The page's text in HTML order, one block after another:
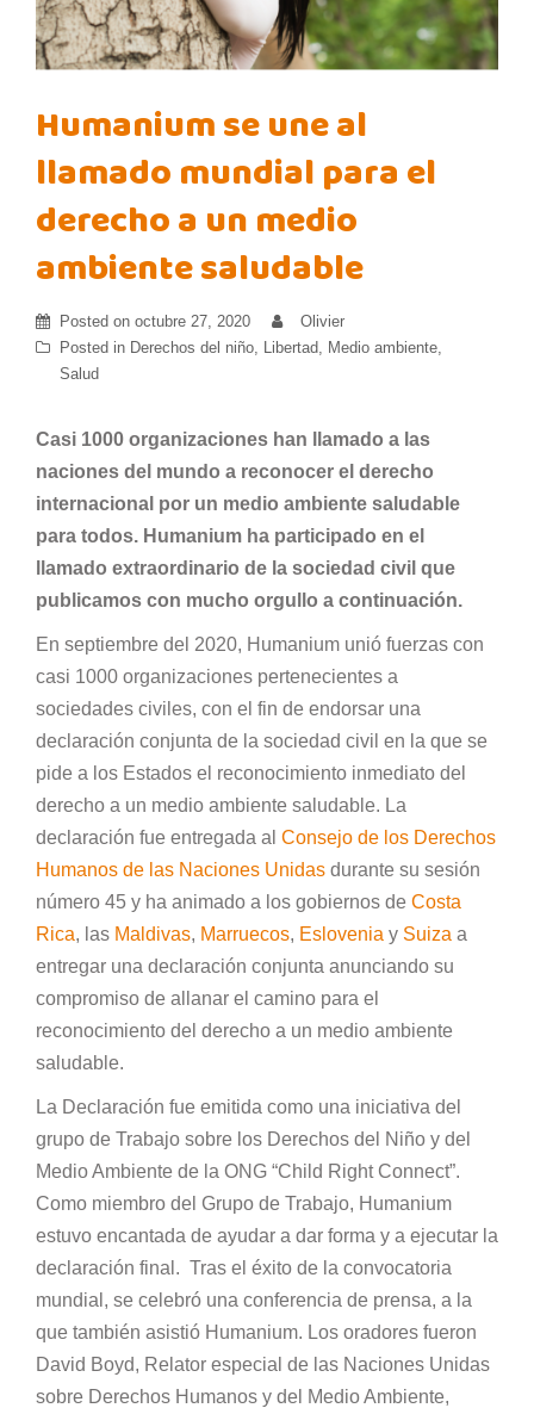
Humanium se une al
llamado mundial para el
derecho a un medio
ambiente saludable
Posted on octubre 27, 2020
Olivier
Posted in Derechos del niño Libertad Medio ambiente
Salud
Casi 1000 organizaciones han llamado a las
naciones del mundo a reconocer el derecho
internacional por un medio ambiente saludable
para todos. Humanium ha participado en el
llamado extraordinario de la sociedad civil que
publicamos con mucho orgullo a continuación.
En septiembre del 2020, Humanium unió fuerzas con
casi 1000 organizaciones pertenecientes a
sociedades civiles, con el fin de endorsar una
declaración conjunta de la sociedad civil en la que se
pide a los Estados el reconocimiento inmediato del
derecho a un medio ambiente saludable. La
declaración fue entregada al Consejo de los Derechos
Humanos de las Naciones Unidas durante su sesión
número 45 y ha animado a los gobiernos de Costa
Rica, las Maldivas, Marruecos, Eslovenia y Suiza a
entregar una declaración conjunta anunciando su
compromiso de allanar el camino para el
reconocimiento del derecho a un medio ambiente
saludable.
La Declaración fue emitida como una iniciativa del
grupo de Trabajo sobre los Derechos del Niño y del
Medio Ambiente de la ONG “Child Right Connect”.
Como miembro del Grupo de Trabajo, Humanium
estuvo encantada de ayudar a dar forma y a ejecutar la
declaración final. Tras el éxito de la convocatoria
mundial, se celebró una conferencia de prensa, a la
que también asistió Humanium. Los oradores fueron
David Boyd, Relator especial de las Naciones Unidas
sobre Derechos Humanos y del Medio Ambiente,